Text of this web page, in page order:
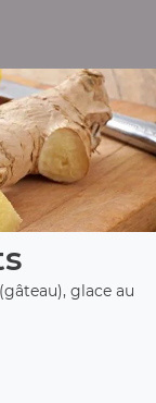
glace au